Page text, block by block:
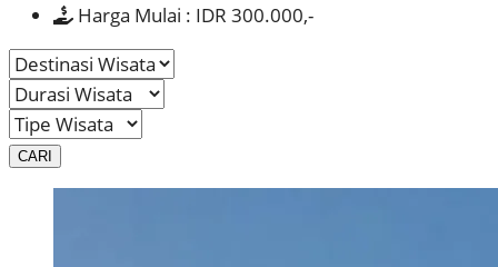
Harga Mulai : IDR 300.000,-
CARI